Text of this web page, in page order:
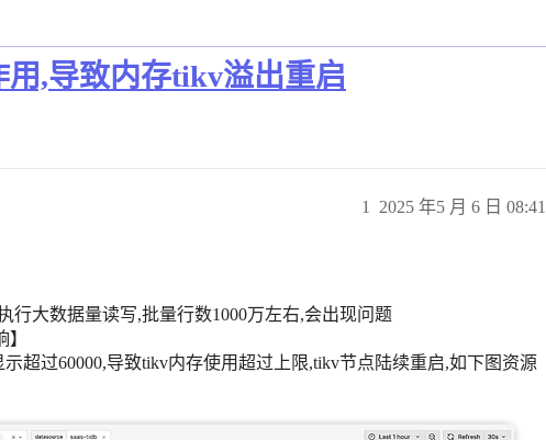
,导致内存tikv溢出重启
2025 年5 月 6 日 08:41
1
行大数据量读写,批量行数1000万左右,会出现问题
超过60000,导致tikv内存使用超过上限,tikv节点陆续重启,如下图资源